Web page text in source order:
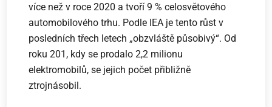
více než v roce 2020 a tvoří 9 % celosvětového
automobilového trhu. Podle IEA je tento růst v
posledních třech letech „obzvláště působivý“. Od
roku 201, kdy se prodalo 2,2 milionu
elektromobilů, se jejich počet přibližně
ztrojnásobil.